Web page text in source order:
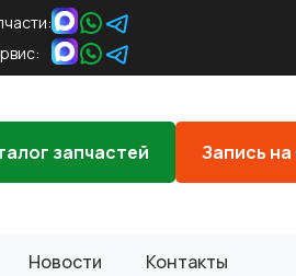
запчастей Запись на
Новости Контакты